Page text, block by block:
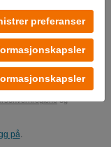
preferanser
og
på.